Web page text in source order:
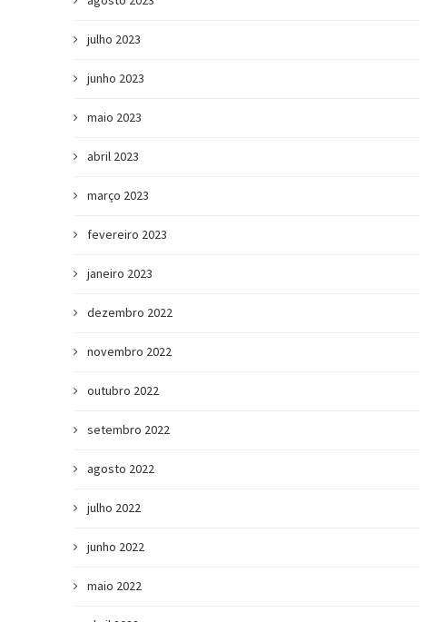
julho 2023
junho 2023
maio 2023
abril 2023
março 2023
fevereiro 2023
janeiro 2023
dezembro 2022
novembro 2022
outubro 2022
setembro 2022
agosto 2022
julho 2022
junho 2022
maio 2022